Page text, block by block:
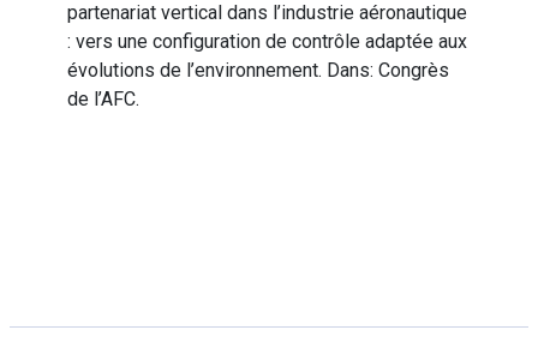
partenariat vertical dans l’industrie aéronautique
: vers une configuration de contrôle adaptée aux
évolutions de l’environnement. Dans: Congrès
de l’AFC.